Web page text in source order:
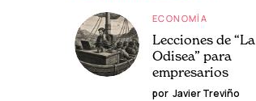
ECONOMÍA
Lecciones de “La
Odisea” para
empresarios
por Javier Treviño